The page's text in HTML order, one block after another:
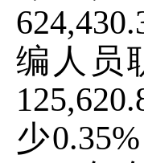
编人员
125,
少0.35%